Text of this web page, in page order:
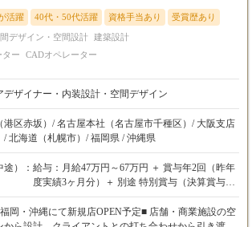
活躍 40代・50代活躍 資格手当あり 受賞歴あり
デザイン・空間設計 建築設計
ター
CADオペレーター
デザイナー・内装設計・空間デザイン
港区赤坂）/ 名古屋本社（名古屋市千種区）/ 大阪支店
/ 北海道（札幌市）/ 福岡県 / 沖縄県
）： 給与：月給47万円～67万円 ＋ 賞与年2回（昨年
度実績3ヶ月分）＋ 別途 特別賞与（決算賞与）
あり
岡・沖縄にて新規店OPEN予定■ 店舗・商業施設の空